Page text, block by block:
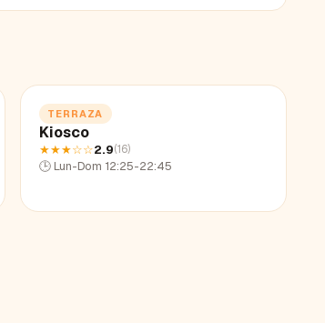
TERRAZA
Kiosco
★★★☆☆2.9(16)
🕒 Lun-Dom 12:25-22:45